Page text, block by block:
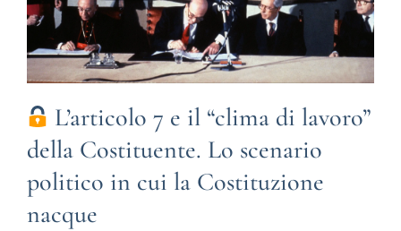
L’articolo 7 e il “clima di lavoro”
della Costituente. Lo scenario
politico in cui la Costituzione
nacque